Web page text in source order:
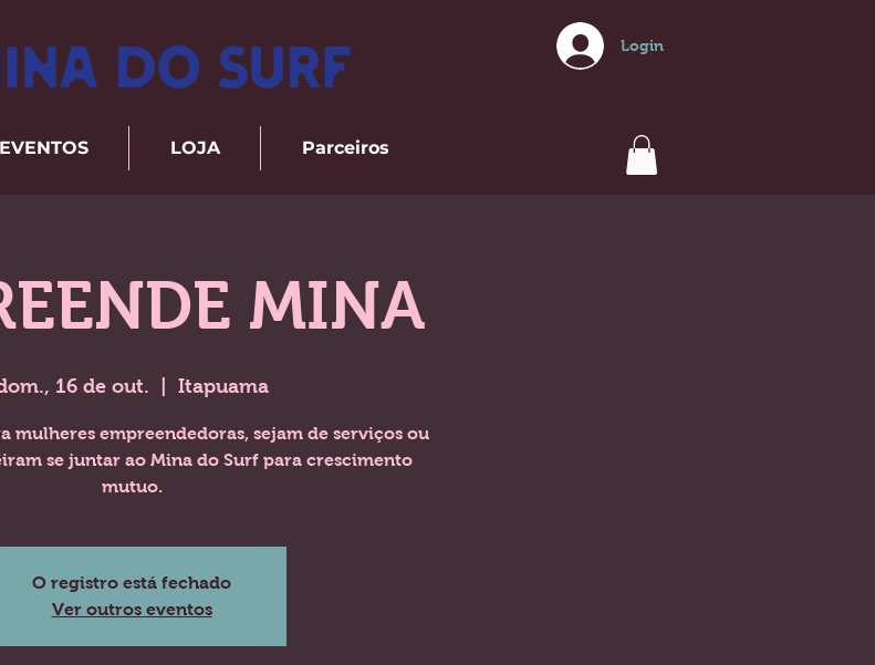
EVENTOS LOJA Parceiros
Login
MINA
16 de out. Itapuama
mulheres empreendedoras, sejam de serviços ou
se juntar ao Mina do Surf para crescimento
mutuo.
O registro está fechado
Ver outros eventos